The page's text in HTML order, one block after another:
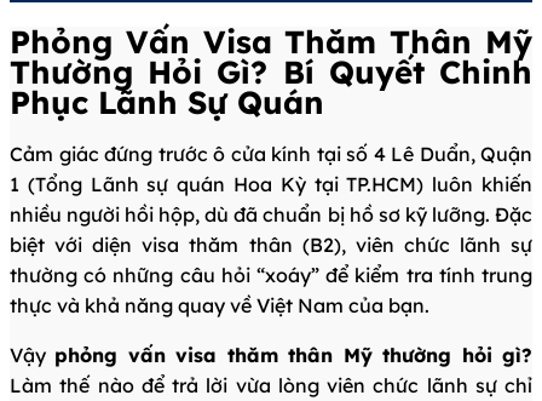
Phỏng Vấn Visa Thăm Thân Mỹ
Thường Hỏi Gì? Bí Quyết Chinh
Phục Lãnh Sự Quán
Cảm giác đứng trước ô cửa kính tại số 4 Lê Duẩn, Quận
1 (Tổng Lãnh sự quán Hoa Kỳ tại TP.HCM) luôn khiến
nhiều người hồi hộp, dù đã chuẩn bị hồ sơ kỹ lưỡng. Đặc
biệt với diện visa thăm thân (B2), viên chức lãnh sự
thường có những câu hỏi “xoáy” để kiểm tra tính trung
thực và khả năng quay về Việt Nam của bạn.
Vậy phỏng vấn visa thăm thân Mỹ thường hỏi gì?
Làm thế nào để trả lời vừa lòng viên chức lãnh sự chỉ